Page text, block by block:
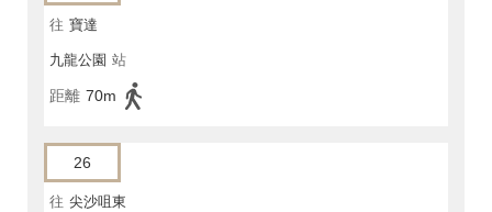
往 寶達
九龍公園 站
距離 70m
26
往 尖沙咀東